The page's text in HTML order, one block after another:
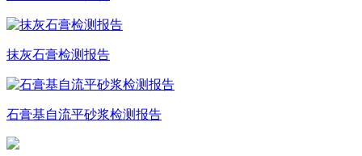
抹灰石膏检测报告
石膏基自流平砂浆检测报告